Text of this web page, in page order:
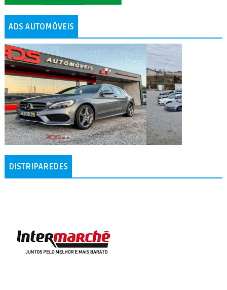
ADS AUTOMÓVEIS
DISTRIPAREDES